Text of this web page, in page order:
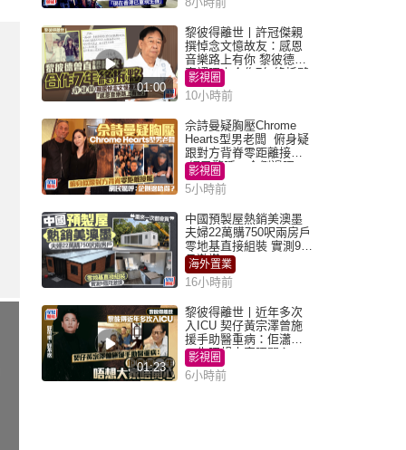
01:00
黎彼得離世丨許冠傑親
撰悼念文憶故友：感恩
音樂路上有你 黎彼德曾
直認唔夾合作7年終拆夥
影視圈
10小時前
佘詩曼疑胸壓Chrome
Hearts型男老闆 俯身疑
跟對方背脊零距離接觸
網民驚呼：企側邊唔
得？
影視圈
5小時前
中國預製屋熱銷美澳墨
夫婦22萬購750呎兩房戶
零地基直接組裝 實測9個
月激讚
海外置業
16小時前
01:23
黎彼得離世丨近年多次
入ICU 契仔黃宗澤曾施
援手助醫重病：佢瀟灑
一生唔想大家唔開心
影視圈
6小時前